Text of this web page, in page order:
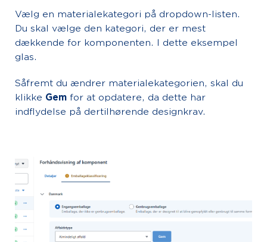
Vælg en materialekategori på dropdown-listen.
Du skal vælge den kategori, der er mest
dækkende for komponenten. I dette eksempel
glas.
Såfremt du ændrer materialekategorien, skal du
klikke Gem for at opdatere, da dette har
indflydelse på dertilhørende designkrav.